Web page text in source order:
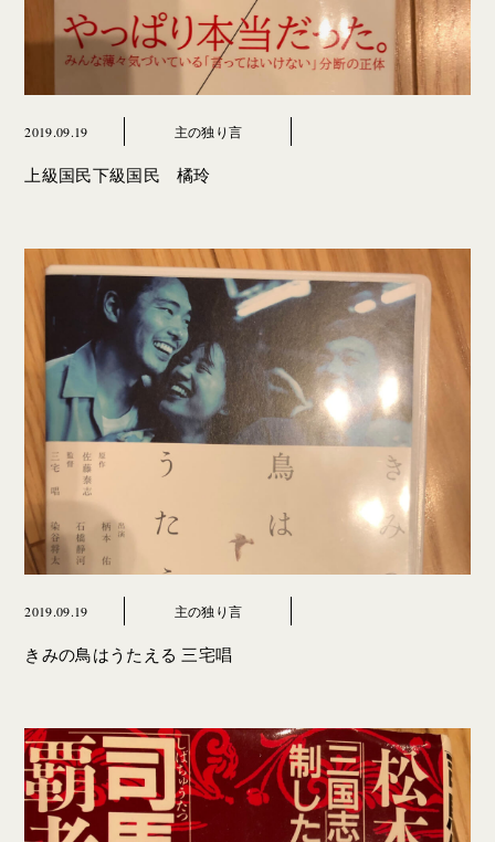
2019.09.19 主の独り言
上級国民下級国民 橘玲
2019.09.19 主の独り言
きみの鳥はうたえる 三宅唱